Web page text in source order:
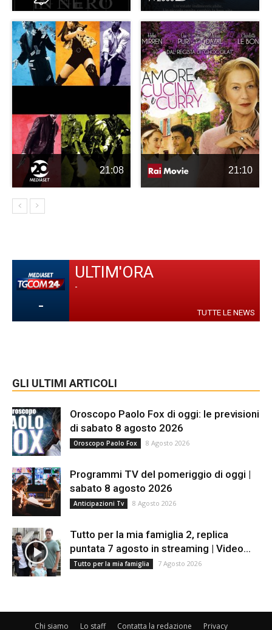
21:08 21:10
-
ULTIM'ORA
-
TUTTE LE NEWS
GLI ULTIMI ARTICOLI
Oroscopo Paolo Fox di oggi: le previsioni
di sabato 8 agosto 2026
Oroscopo Paolo Fox 8 Agosto 2026
Programmi TV del pomeriggio di oggi |
sabato 8 agosto 2026
Anticipazioni Tv 8 Agosto 2026
Tutto per la mia famiglia 2, replica
puntata 7 agosto in streaming | Video...
Tutto per la mia famiglia 7 Agosto 2026
Chi siamo Lo staff Contatta la redazione Privacy